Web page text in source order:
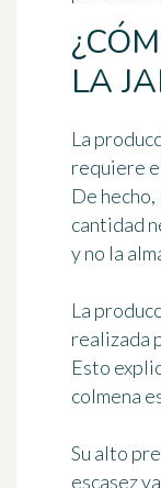
LA
La
requiere
De
cantidad
y no la
La
realizada
Esto
colmena
Su alto
escasez